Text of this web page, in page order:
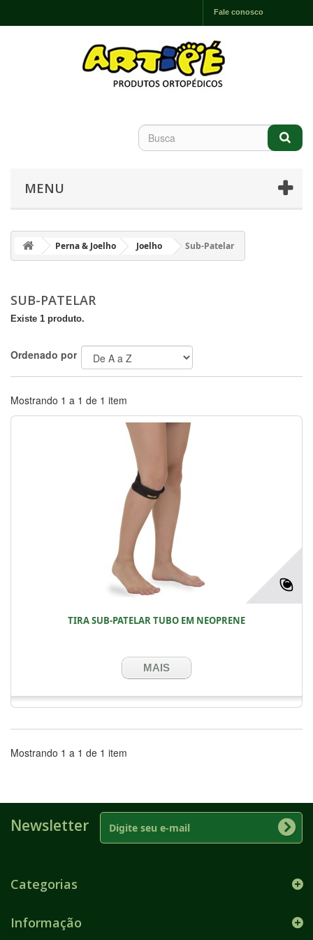
Fale conosco
MENU
Perna & Joelho Joelho Sub-Patelar
SUB-PATELAR
Existe 1 produto.
Ordenado por
Mostrando 1 a 1 de 1 item
TIRA SUB-PATELAR TUBO EM NEOPRENE
MAIS
Mostrando 1 a 1 de 1 item
Newsletter
Categorias
Informação